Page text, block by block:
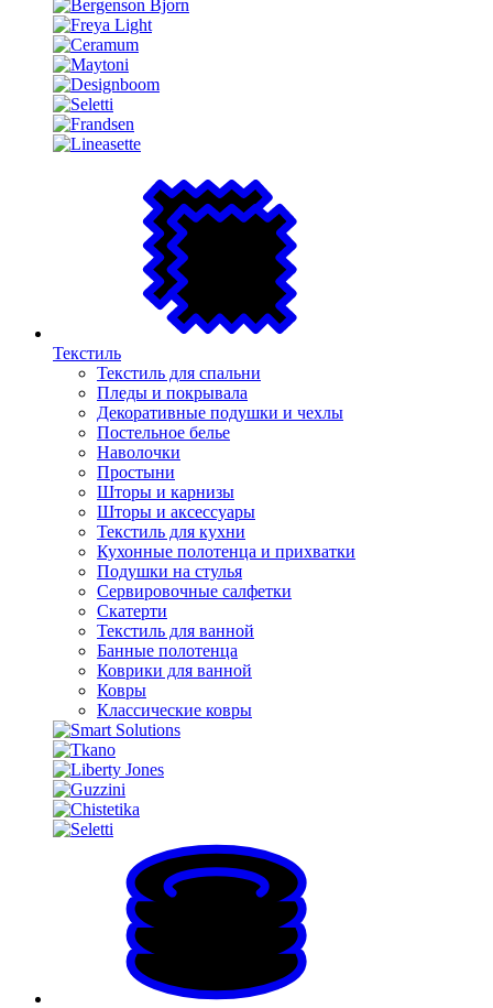
Текстиль
Текстиль для спальни
Пледы и покрывала
Декоративные подушки и чехлы
Постельное белье
Наволочки
Простыни
Шторы и карнизы
Шторы и аксессуары
Текстиль для кухни
Кухонные полотенца и прихватки
Подушки на стулья
Сервировочные салфетки
Скатерти
Текстиль для ванной
Банные полотенца
Коврики для ванной
Ковры
Классические ковры